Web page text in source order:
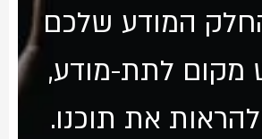
המודע שלכם
מקום לתת-מודע,
את תוכנו.